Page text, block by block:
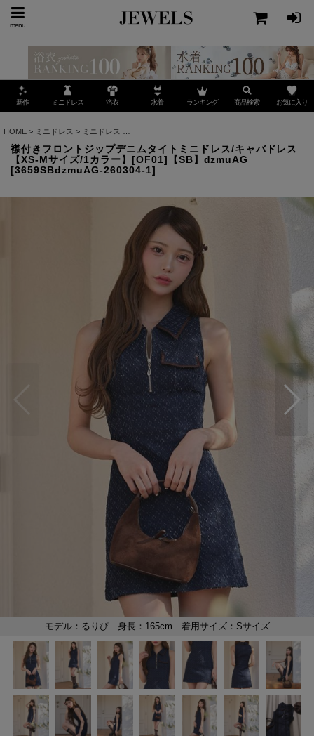
menu
新作 ミニドレス 浴衣 水着 ランキング 商品検索 お気に入り
HOME > ミニドレス > ミニドレス
襟付きフロントジップデニムタイトミニドレス/キャバドレス
【XS-Mサイズ/1カラー】[OF01]【SB】dzmuAG
[3659SBdzmuAG-260304-1]